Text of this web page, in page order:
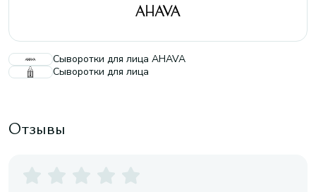
Сыворотки для лица AHAVA
Сыворотки для лица
Отзывы